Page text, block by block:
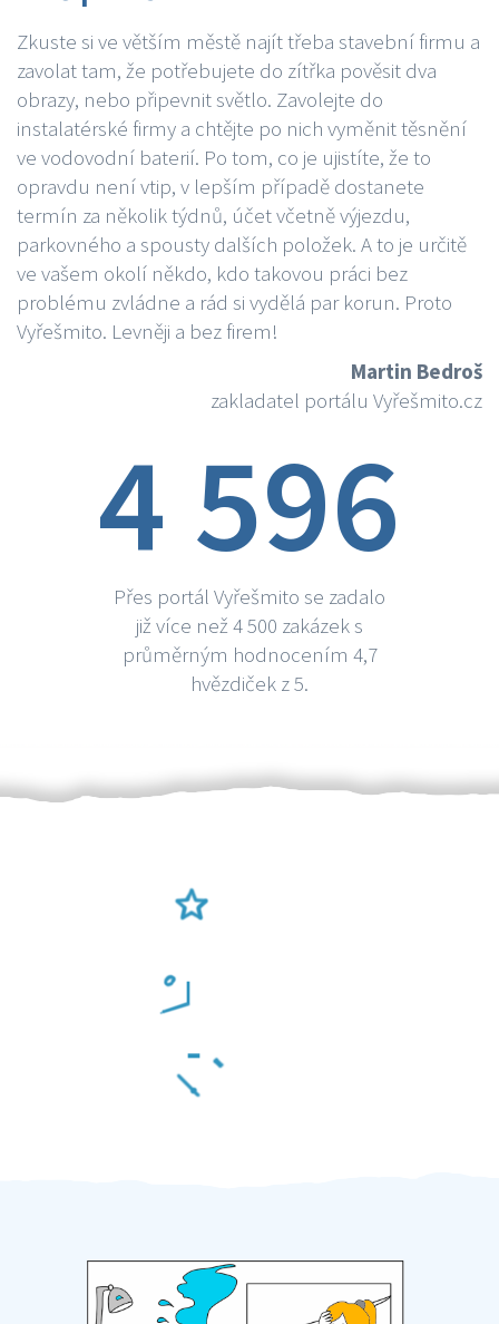
Zkuste si ve větším městě najít třeba stavební firmu a
zavolat tam, že potřebujete do zítřka pověsit dva
obrazy, nebo připevnit světlo. Zavolejte do
instalatérské firmy a chtějte po nich vyměnit těsnění
ve vodovodní baterií. Po tom, co je ujistíte, že to
opravdu není vtip, v lepším případě dostanete
termín za několik týdnů, účet včetně výjezdu,
parkovného a spousty dalších položek. A to je určitě
ve vašem okolí někdo, kdo takovou práci bez
problému zvládne a rád si vydělá par korun. Proto
Vyřešmito. Levněji a bez firem!
Martin Bedroš
zakladatel portálu Vyřešmito.cz
4 596
Přes portál Vyřešmito se zadalo
již více než 4 500 zakázek s
průměrným hodnocením 4,7
hvězdiček z 5.